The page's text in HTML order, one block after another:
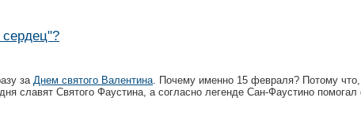
за Днем святого Валентина . Почему именно 15 февраля? Потому что,
славят Святого Фаустина, а согласно легенде Сан-Фаустино помогал